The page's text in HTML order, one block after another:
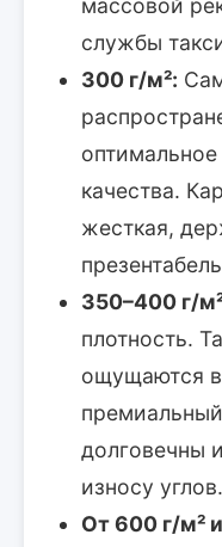
массовой
службы
300 г/м²:
качества.
жесткая,
350–400 г/
плотность.
ощущаются в
долговечны
износу углов.
От 600 г/м²